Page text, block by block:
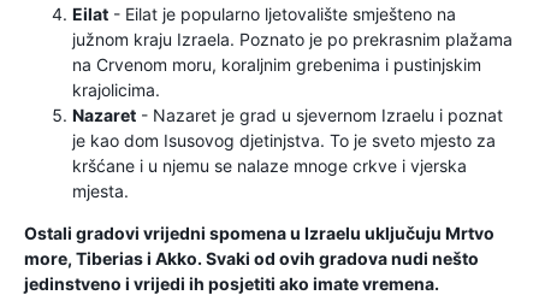
Eilat - Eilat je popularno ljetovalište smješteno na
južnom kraju Izraela. Poznato je po prekrasnim plažama
na Crvenom moru, koraljnim grebenima i pustinjskim
krajolicima.
Nazaret - Nazaret je grad u sjevernom Izraelu i poznat
je kao dom Isusovog djetinjstva. To je sveto mjesto za
kršćane i u njemu se nalaze mnoge crkve i vjerska
mjesta.
Ostali gradovi vrijedni spomena u Izraelu uključuju Mrtvo
more, Tiberias i Akko. Svaki od ovih gradova nudi nešto
jedinstveno i vrijedi ih posjetiti ako imate vremena.